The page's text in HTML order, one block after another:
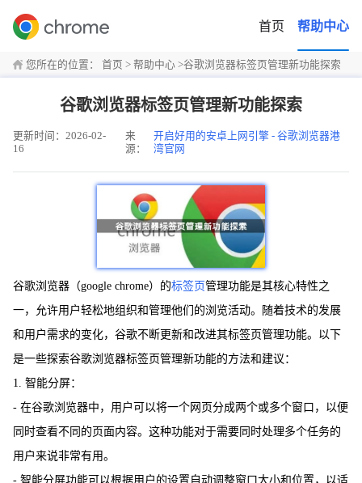
首页 帮助中心
您所在的位置： 首页 > 帮助中心 >谷歌浏览器标签页管理新功能探索
谷歌浏览器标签页管理新功能探索
更新时间：2026-02-
16
来
源：
开启好用的安卓上网引擎 - 谷歌浏览器港
湾官网
谷歌浏览器（google chrome）的标签页管理功能是其核心特性之
一，允许用户轻松地组织和管理他们的浏览活动。随着技术的发展
和用户需求的变化，谷歌不断更新和改进其标签页管理功能。以下
是一些探索谷歌浏览器标签页管理新功能的方法和建议：
1. 智能分屏：
- 在谷歌浏览器中，用户可以将一个网页分成两个或多个窗口，以便
同时查看不同的页面内容。这种功能对于需要同时处理多个任务的
用户来说非常有用。
- 智能分屏功能可以根据用户的设置自动调整窗口大小和位置，以适